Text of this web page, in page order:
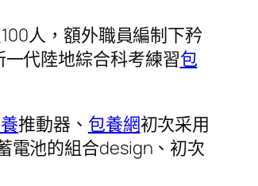
人，額外職員編制下矜
代陸地綜合科考練習包
推動器、 包養網初次采用
電池的組合design、初次